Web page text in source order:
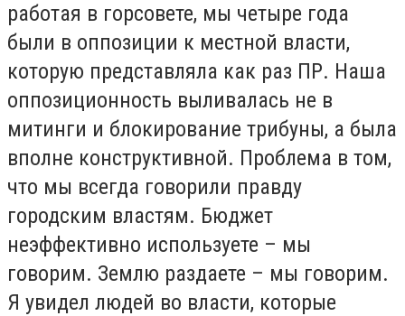
работая в горсовете, мы четыре года
были в оппозиции к местной власти,
которую представляла как раз ПР. Наша
оппозиционность выливалась не в
митинги и блокирование трибуны, а была
вполне конструктивной. Проблема в том,
что мы всегда говорили правду
городским властям. Бюджет
неэффективно используете – мы
говорим. Землю раздаете – мы говорим.
Я увидел людей во власти, которые